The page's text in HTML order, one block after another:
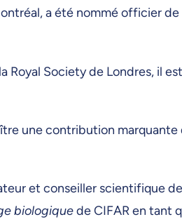
a été nommé officier de
Royal Society de Londres, il
une contribution
et conseiller scientifique
biologiquede CIFAR en tant